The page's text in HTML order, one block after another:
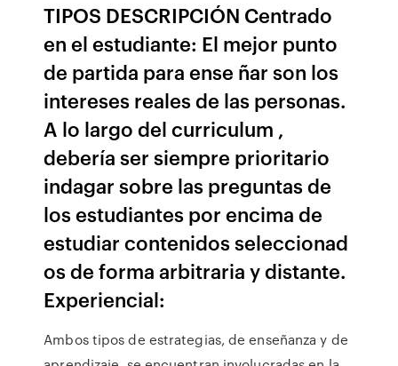
TIPOS DESCRIPCIÓN Centrado
en el estudiante: El mejor punto
de partida para ense ñar son los
intereses reales de las personas.
A lo largo del curriculum ,
debería ser siempre prioritario
indagar sobre las preguntas de
los estudiantes por encima de
estudiar contenidos seleccionad
os de forma arbitraria y distante.
Experiencial:
Ambos tipos de estrategias, de enseñanza y de